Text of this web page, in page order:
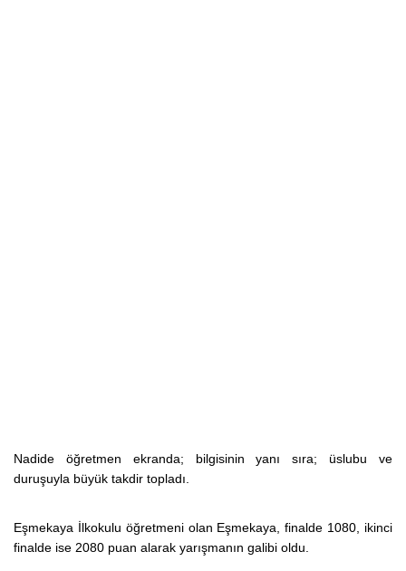
Nadide öğretmen ekranda; bilgisinin yanı sıra; üslubu ve
duruşuyla büyük takdir topladı.
Eşmekaya İlkokulu öğretmeni olan Eşmekaya, finalde 1080, ikinci
finalde ise 2080 puan alarak yarışmanın galibi oldu.